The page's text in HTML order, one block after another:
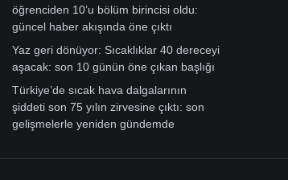
öğrenciden 10’u bölüm birincisi oldu:
güncel haber akışında öne çıktı
Yaz geri dönüyor: Sıcaklıklar 40 dereceyi
aşacak: son 10 günün öne çıkan başlığı
Türkiye’de sıcak hava dalgalarının
şiddeti son 75 yılın zirvesine çıktı: son
gelişmelerle yeniden gündemde